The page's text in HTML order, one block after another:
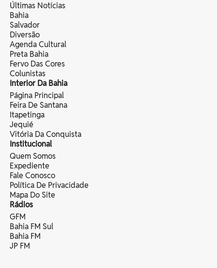
Últimas Notícias
Bahia
Salvador
Diversão
Agenda Cultural
Preta Bahia
Fervo Das Cores
Colunistas
Interior Da Bahia
Página Principal
Feira De Santana
Itapetinga
Jequié
Vitória Da Conquista
Institucional
Quem Somos
Expediente
Fale Conosco
Política De Privacidade
Mapa Do Site
Rádios
GFM
Bahia FM Sul
Bahia FM
JP FM